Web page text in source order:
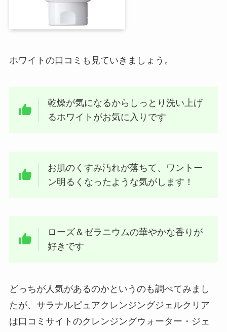
ホワイトの口コミも見ていきましょう。
乾燥が気になるからしっとり洗い上げ
るホワイトがお気に入りです
お肌のくすみ汚れが落ちて、ワントー
ン明るくなったような気がします！
ローズ＆ゼラニウムの華やかな香りが
好きです
どっちが人気があるのかというのも調べてみまし
たが、サラナルピュアクレンジングジェルクリア
は口コミサイトのクレンジングウォーター・ジェ